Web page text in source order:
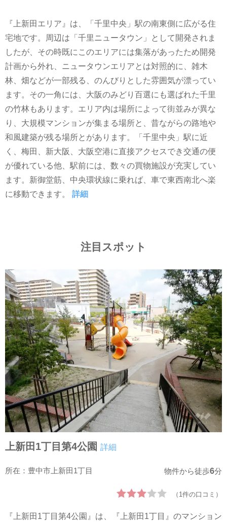
『上新田エリア』は、「千里中央」駅の南東側に広がる住
宅地です。周辺は「千里ニュータウン」として開発されま
したが、その時既にこのエリアには集落があったため開発
計画から外れ、ニュータウンエリアとは対照的に、雑木
林、畑などが一部残る、のんびりとした雰囲気が漂ってい
ます。その一角には、大阪のみどり百選にも選ばれた千里
の竹林もあります。エリア内は場所によって街並みが異な
り、大規模マンションが集まる場所と、昔ながらの路地や
和風建築が残る場所とがあります。「千里中央」駅に近
く、梅田、新大阪、大阪空港に直接アクセスでき交通の便
が優れている他、駅前には、数々の買物施設が充実してい
ます。新御堂筋、中央環状線に乗れば、車で東西南北へ楽
に移動できます。 詳細
注目スポット
上新田1丁目第4公園 詳細
所在：豊中市上新田1丁目 物件から徒歩6分
（1件の口コミ）
『上新田1丁目第4公園』は、『上新田1丁目』のマンション